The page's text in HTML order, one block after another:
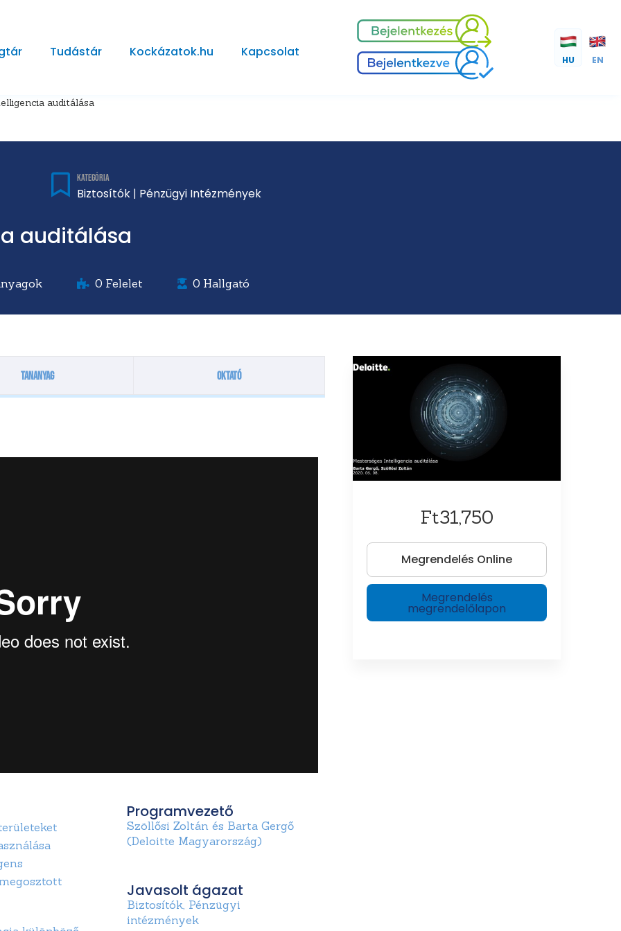
Tudástár Kockázatok.hu Kapcsolat HU EN
auditálása
Kategória
Biztosítók | Pénzügyi Intézmények
auditálása
0 Felelet 0 Hallgató
Tananyag Oktató
Programvezető
Szöllősi Zoltán és Barta Gergő
(Deloitte Magyarország)
Javasolt ágazat
Biztosítók Pénzügyi
intézmények
Ft31,750
Megrendelés Online
Megrendelés
megrendelőlapon